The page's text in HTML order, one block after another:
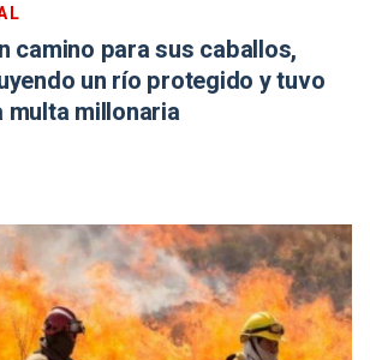
camino para sus caballos,
un río protegido y tuvo
multa millonaria